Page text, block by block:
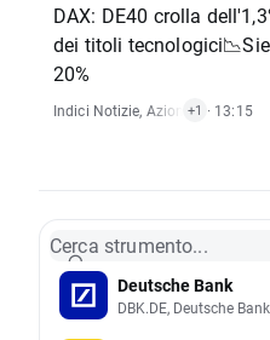
DAX: DE40 crolla
dei titoli
20%
Indici Notizie, Azioni Notizie
+1 · 13:15
Cerca strumento...
Deutsche Bank
DBK.DE, Deutsche